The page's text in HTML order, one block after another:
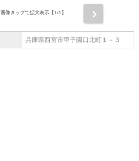
画像タップで拡大表示【1/1】
兵庫県西宮市甲子園口北町１－３